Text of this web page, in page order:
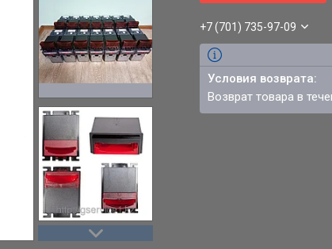
+7 (701) 735-97-09
возврат товара в